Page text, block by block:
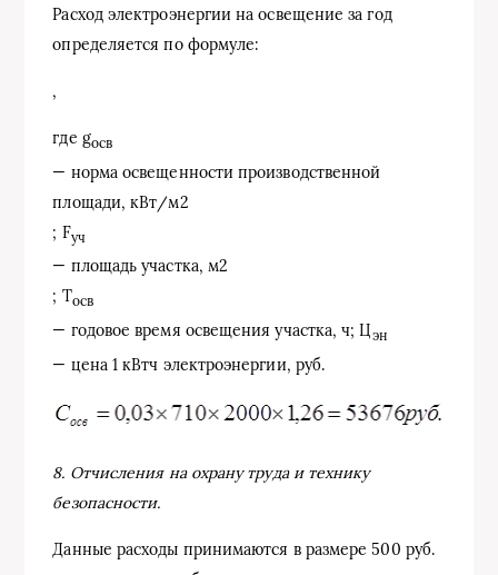
Расход электроэнергии на освещение за год
определяется по формуле:
,
где gосв
— норма освещенности производственной
площади, кВт/м2
; Fуч
— площадь участка, м2
; Тосв
— годовое время освещения участка, ч; Цэн
— цена 1 кВтч электроэнергии, руб.
8. Отчисления на охрану труда и технику
безопасности.
Данные расходы принимаются в размере 500 руб.